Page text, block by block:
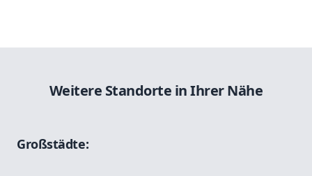
Weitere Standorte in Ihrer Nähe
Großstädte: